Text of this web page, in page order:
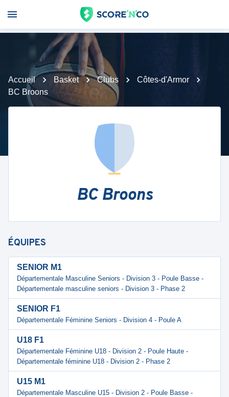
Accueil Basket Clubs
Côtes-d'Armor
BC Broons
BC Broons
ÉQUIPES
SENIOR M1
Départementale Masculine Seniors - Division 3 - Poule Basse -
Départementale masculine seniors - Division 3 - Phase 2
SENIOR F1
Départementale Féminine Seniors - Division 4 - Poule A
U18 F1
Départementale Féminine U18 - Division 2 - Poule Haute -
Départementale féminine U18 - Division 2 - Phase 2
U15 M1
Départementale Masculine U15 - Division 2 - Poule Basse -